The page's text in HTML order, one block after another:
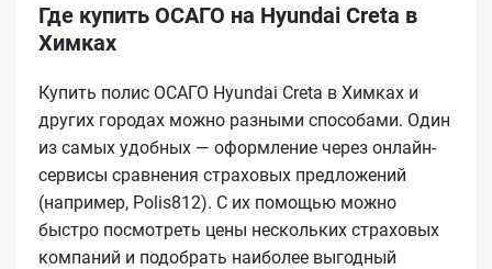
Где купить ОСАГО на Hyundai Creta в
Химках
Купить полис ОСАГО Hyundai Creta в Химках и
других городах можно разными способами. Один
из самых удобных — оформление через онлайн-
сервисы сравнения страховых предложений
(например, Polis812). С их помощью можно
быстро посмотреть цены нескольких страховых
компаний и подобрать наиболее выгодный